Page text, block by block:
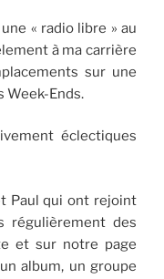
« radio libre » au
à ma carrière
sur une
Week-Ends.
éclectiques
Paul qui ont rejoint
régulièrement des
et sur notre page
album, un groupe